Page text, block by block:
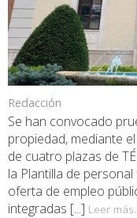
Redacción
Se han convocado
propiedad, mediante
de cuatro plazas de
la Plantilla de
oferta de empleo
integradas [...] Leer